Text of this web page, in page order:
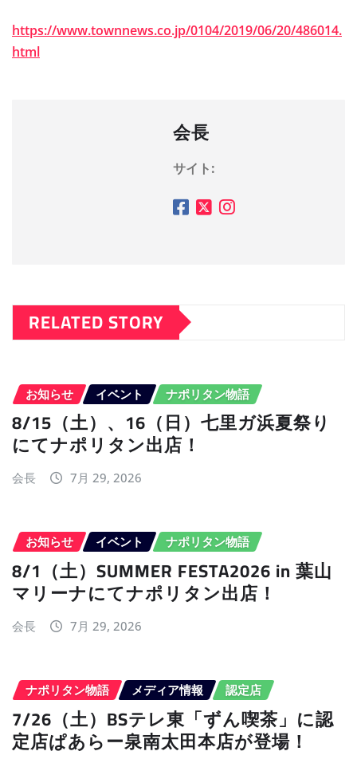
https://www.townnews.co.jp/0104/2019/06/20/486014.
html
会長
サイト:
RELATED STORY
お知らせ イベント ナポリタン物語
8/15（土）、16（日）七里ガ浜夏祭り
にてナポリタン出店！
会長 7月 29, 2026
お知らせ イベント ナポリタン物語
8/1（土）SUMMER FESTA2026 in 葉山
マリーナにてナポリタン出店！
会長 7月 29, 2026
ナポリタン物語 メディア情報 認定店
7/26（土）BSテレ東「ずん喫茶」に認
定店ぱあらー泉南太田本店が登場！